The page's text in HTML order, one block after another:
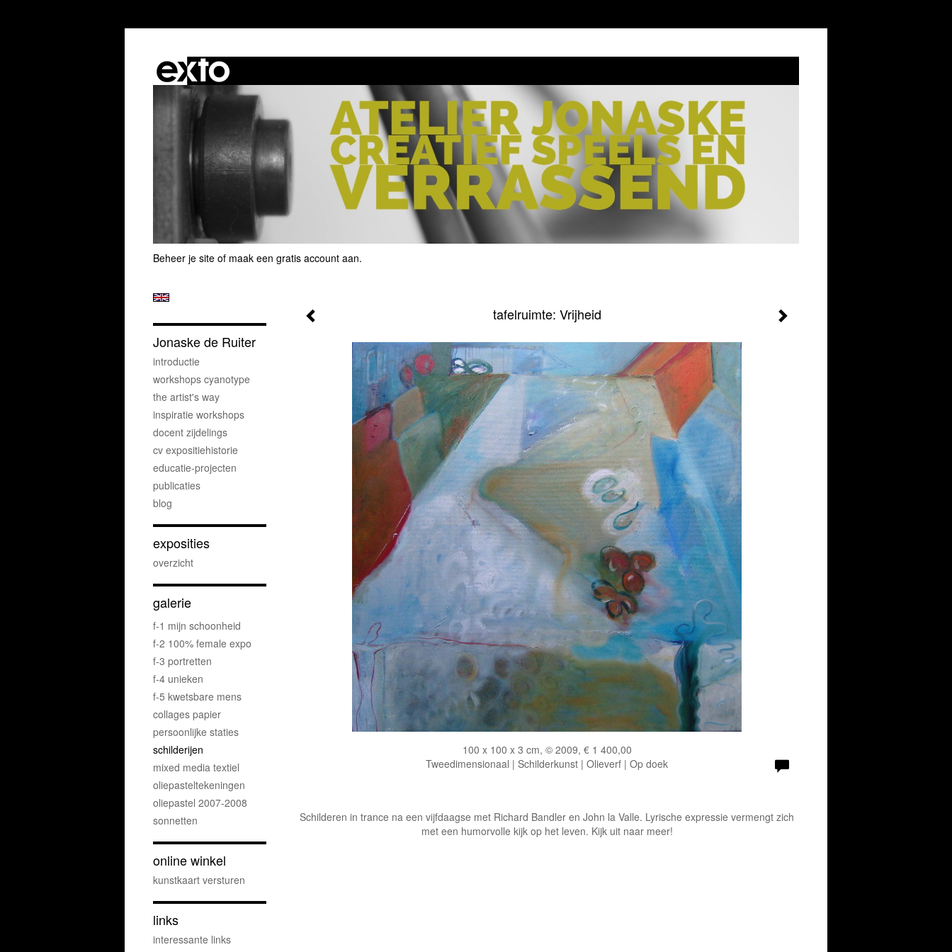
Beheer je site of maak een gratis account aan.
tafelruimte: Vrijheid
100 x 100 x 3 cm, © 2009, € 1 400,00
Tweedimensionaal | Schilderkunst | Olieverf | Op doek
Schilderen in trance na een vijfdaagse met Richard Bandler en John la Valle. Lyrische expressie vermengt zich
met een humorvolle kijk op het leven. Kijk uit naar meer!
Jonaske de Ruiter
introductie
workshops cyanotype
the artist's way
inspiratie workshops
docent zijdelings
cv expositiehistorie
educatie-projecten
publicaties
blog
exposities
overzicht
galerie
f-1 mijn schoonheid
f-2 100% female expo
f-3 portretten
f-4 unieken
f-5 kwetsbare mens
collages papier
persoonlijke staties
schilderijen
mixed media textiel
oliepasteltekeningen
oliepastel 2007-2008
sonnetten
online winkel
kunstkaart versturen
links
interessante links